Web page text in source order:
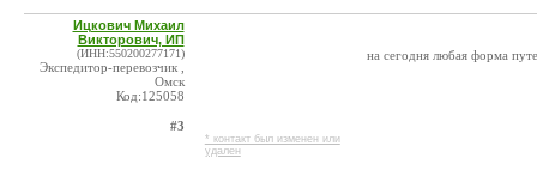
Ицкович Михаил
Викторович, ИП
(ИНН:550200277171)
Экспедитор-перевозчик ,
Омск
Код:125058
#3
* контакт был изменен или
удален
на сегодня любая форма